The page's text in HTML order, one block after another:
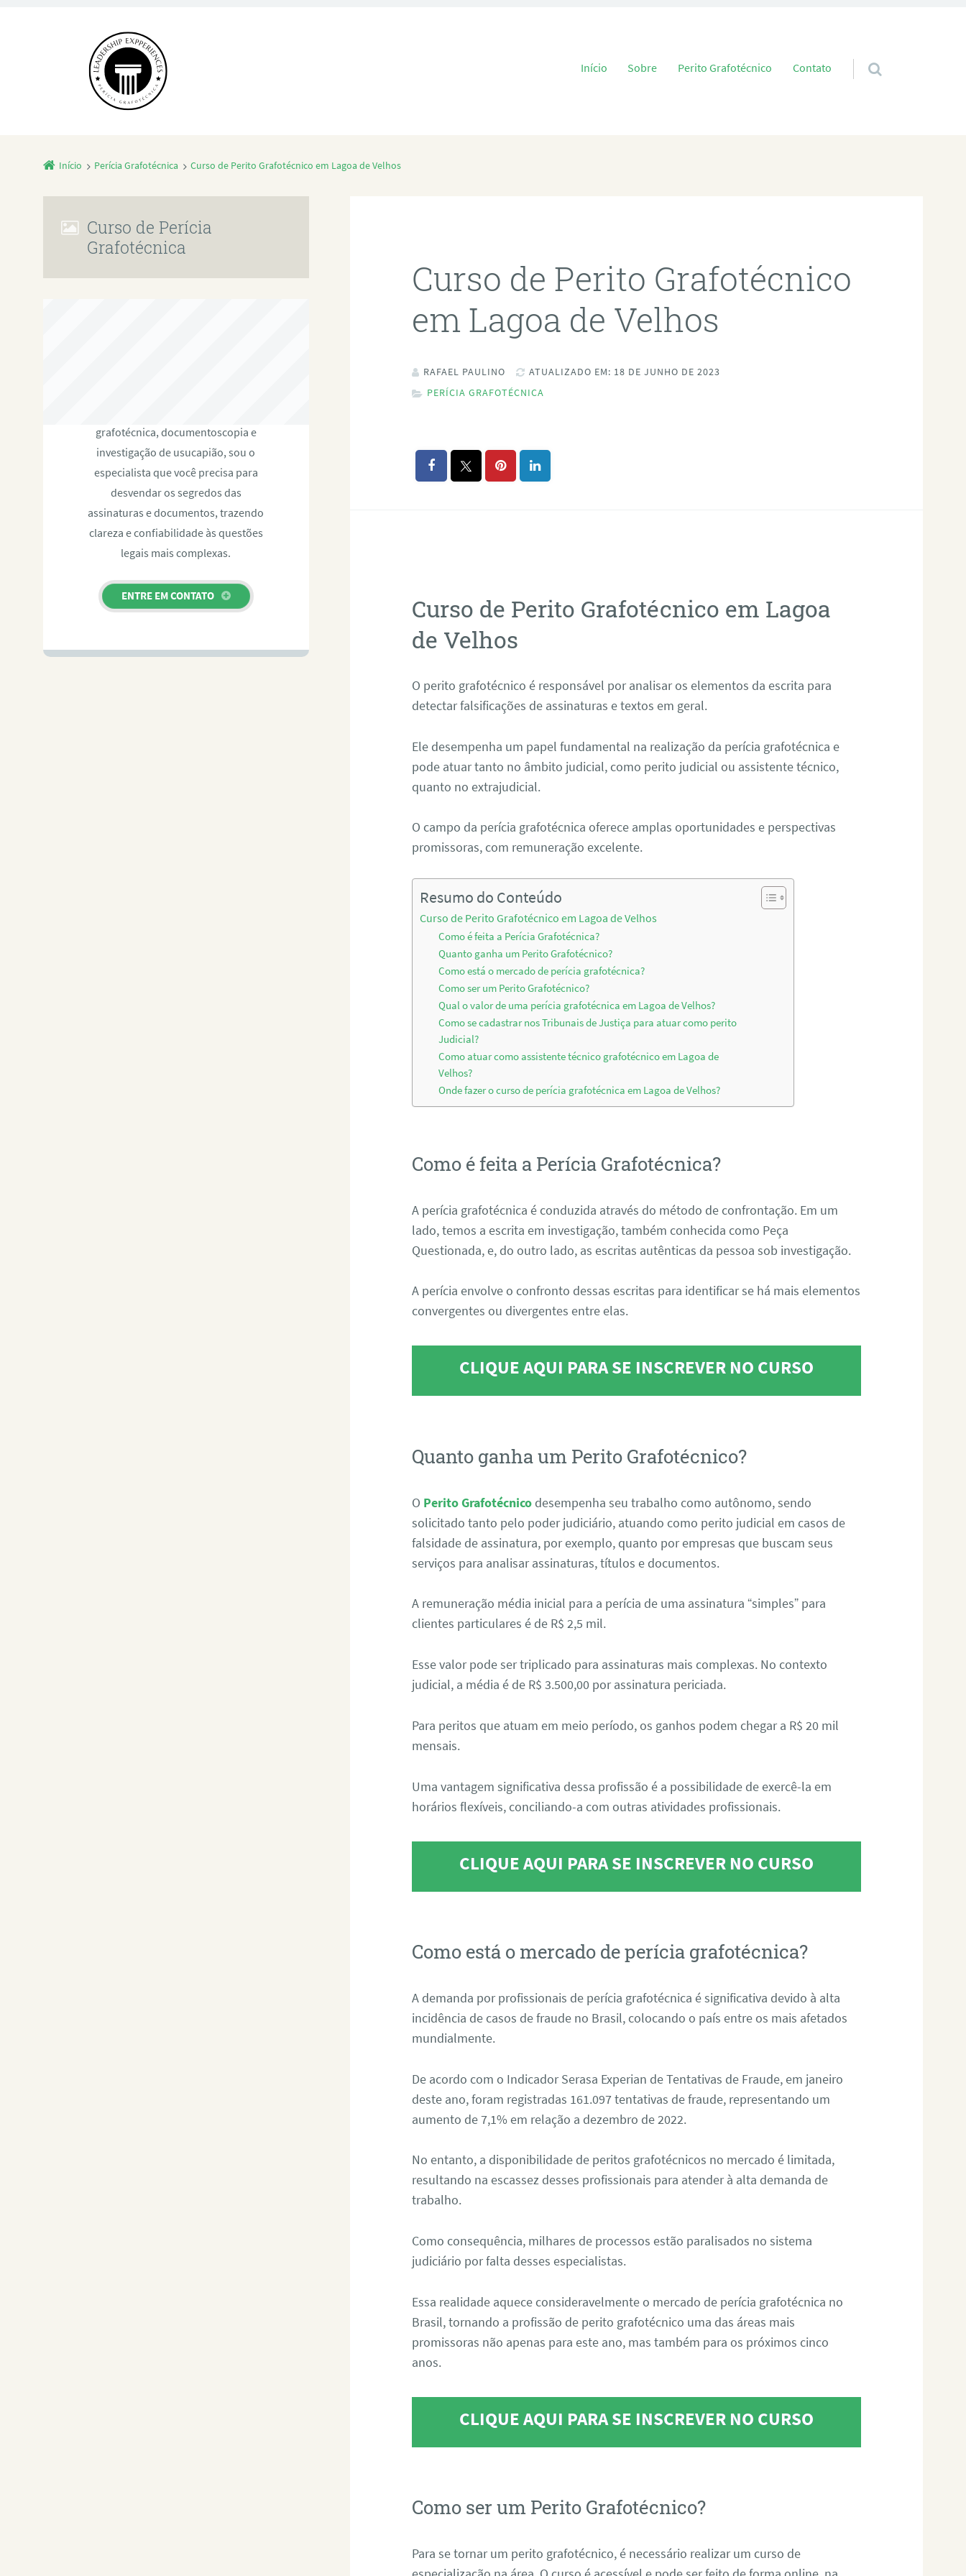
Pular para o conteúdo
Início Sobre Perito Grafotécnico Contato
Início Perícia Grafotécnica Curso de Perito Grafotécnico em Lagoa de Velhos
Curso de Perito Grafotécnico
em Lagoa de Velhos
RAFAEL PAULINO
ATUALIZADO EM: 18 DE JUNHO DE 2023
PERÍCIA GRAFOTÉCNICA
Curso de Perito Grafotécnico em Lagoa
de Velhos
O perito grafotécnico é responsável por analisar os elementos da escrita para
detectar falsificações de assinaturas e textos em geral.
Ele desempenha um papel fundamental na realização da perícia grafotécnica e
pode atuar tanto no âmbito judicial, como perito judicial ou assistente técnico,
quanto no extrajudicial.
O campo da perícia grafotécnica oferece amplas oportunidades e perspectivas
promissoras, com remuneração excelente.
Resumo do Conteúdo
Curso de Perito Grafotécnico em Lagoa de Velhos
Como é feita a Perícia Grafotécnica?
Quanto ganha um Perito Grafotécnico?
Como está o mercado de perícia grafotécnica?
Como ser um Perito Grafotécnico?
Qual o valor de uma perícia grafotécnica em Lagoa de Velhos?
Como se cadastrar nos Tribunais de Justiça para atuar como perito
Judicial?
Como atuar como assistente técnico grafotécnico em Lagoa de
Velhos?
Onde fazer o curso de perícia grafotécnica em Lagoa de Velhos?
Como é feita a Perícia Grafotécnica?
A perícia grafotécnica é conduzida através do método de confrontação. Em um
lado, temos a escrita em investigação, também conhecida como Peça
Questionada, e, do outro lado, as escritas autênticas da pessoa sob investigação.
A perícia envolve o confronto dessas escritas para identificar se há mais elementos
convergentes ou divergentes entre elas.
CLIQUE AQUI PARA SE INSCREVER NO CURSO
Quanto ganha um Perito Grafotécnico?
O Perito Grafotécnico desempenha seu trabalho como autônomo, sendo
solicitado tanto pelo poder judiciário, atuando como perito judicial em casos de
falsidade de assinatura, por exemplo, quanto por empresas que buscam seus
serviços para analisar assinaturas, títulos e documentos.
A remuneração média inicial para a perícia de uma assinatura “simples” para
clientes particulares é de R$ 2,5 mil.
Esse valor pode ser triplicado para assinaturas mais complexas. No contexto
judicial, a média é de R$ 3.500,00 por assinatura periciada.
Para peritos que atuam em meio período, os ganhos podem chegar a R$ 20 mil
mensais.
Uma vantagem significativa dessa profissão é a possibilidade de exercê-la em
horários flexíveis, conciliando-a com outras atividades profissionais.
CLIQUE AQUI PARA SE INSCREVER NO CURSO
Como está o mercado de perícia grafotécnica?
A demanda por profissionais de perícia grafotécnica é significativa devido à alta
incidência de casos de fraude no Brasil, colocando o país entre os mais afetados
mundialmente.
De acordo com o Indicador Serasa Experian de Tentativas de Fraude, em janeiro
deste ano, foram registradas 161.097 tentativas de fraude, representando um
aumento de 7,1% em relação a dezembro de 2022.
No entanto, a disponibilidade de peritos grafotécnicos no mercado é limitada,
resultando na escassez desses profissionais para atender à alta demanda de
trabalho.
Como consequência, milhares de processos estão paralisados no sistema
judiciário por falta desses especialistas.
Essa realidade aquece consideravelmente o mercado de perícia grafotécnica no
Brasil, tornando a profissão de perito grafotécnico uma das áreas mais
promissoras não apenas para este ano, mas também para os próximos cinco
anos.
CLIQUE AQUI PARA SE INSCREVER NO CURSO
Como ser um Perito Grafotécnico?
Para se tornar um perito grafotécnico, é necessário realizar um curso de
Curso de Perícia
Grafotécnica
grafotécnica, documentoscopia e
investigação de usucapião, sou o
especialista que você precisa para
desvendar os segredos das
assinaturas e documentos, trazendo
clareza e confiabilidade às questões
legais mais complexas.
ENTRE EM CONTATO